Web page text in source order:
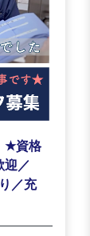
★資格
迎／
／充